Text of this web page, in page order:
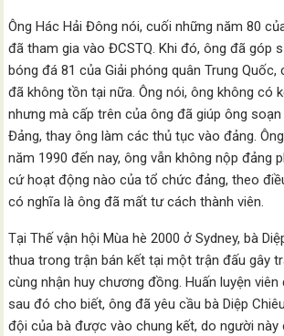
Ông Hác Hải Đông nói, cuối những năm 80
đã tham gia vào ĐCSTQ. Khi đó, ông đã góp
bóng đá 81 của Giải phóng quân Trung Quốc,
đã không tồn tại nữa. Ông nói, ông không có
nhưng mà cấp trên của ông đã giúp ông
Đảng, thay ông làm các thủ tục vào đảng.
năm 1990 đến nay, ông vẫn không nộp đảng
cứ hoạt động nào của tổ chức đảng, theo
có nghĩa là ông đã mất tư cách thành viên.
Tại Thế vận hội Mùa hè 2000 ở Sydney, bà
thua trong trận bán kết tại một trận đấu gây
cùng nhận huy chương đồng. Huấn luyện
sau đó cho biết, ông đã yêu cầu bà Diệp
đội của bà được vào chung kết, do người này